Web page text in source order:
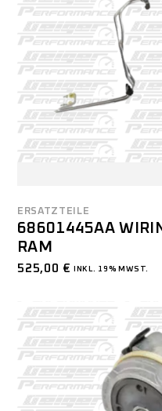
ERSATZTEILE
68601445AA
RAM
525,00 € INKL. 19% MWST.